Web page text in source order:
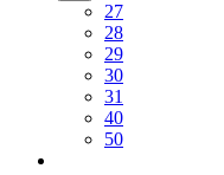
27
28
29
30
31
40
50